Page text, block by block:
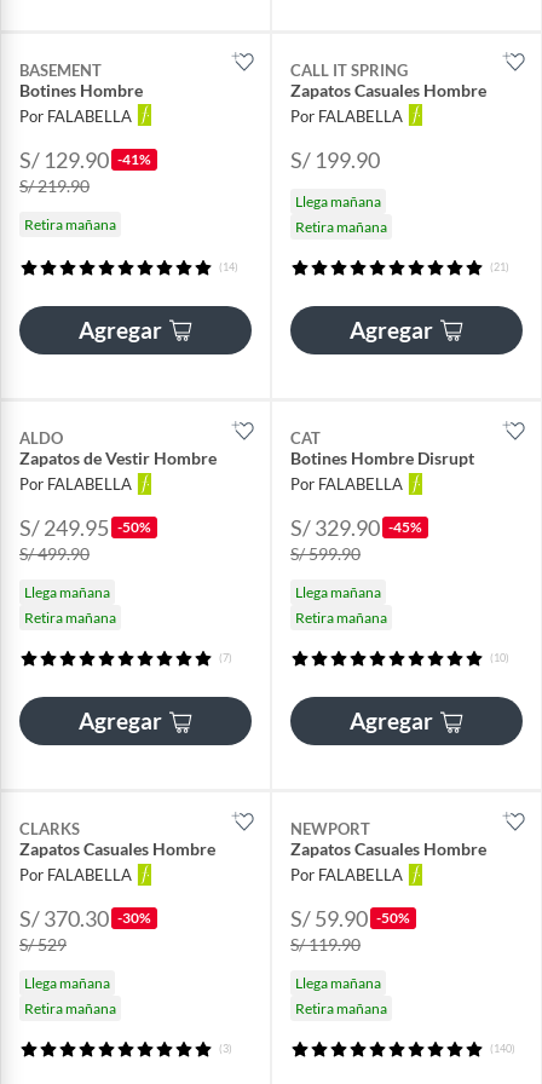
BASEMENT
Botines Hombre
Por FALABELLA
S/ 129.90 -41%
S/ 219.90
Retira mañana
(14)
Agregar
CALL IT SPRING
Zapatos Casuales Hombre
Por FALABELLA
S/ 199.90
Llega mañana
Retira mañana
(21)
Agregar
ALDO
Zapatos de Vestir Hombre
Por FALABELLA
S/ 249.95 -50%
S/ 499.90
Llega mañana
Retira mañana
(7)
Agregar
CAT
Botines Hombre Disrupt
Por FALABELLA
S/ 329.90 -45%
S/ 599.90
Llega mañana
Retira mañana
(10)
Agregar
CLARKS
Zapatos Casuales Hombre
Por FALABELLA
S/ 370.30 -30%
S/ 529
Llega mañana
Retira mañana
(3)
NEWPORT
Zapatos Casuales Hombre
Por FALABELLA
S/ 59.90 -50%
S/ 119.90
Llega mañana
Retira mañana
(140)